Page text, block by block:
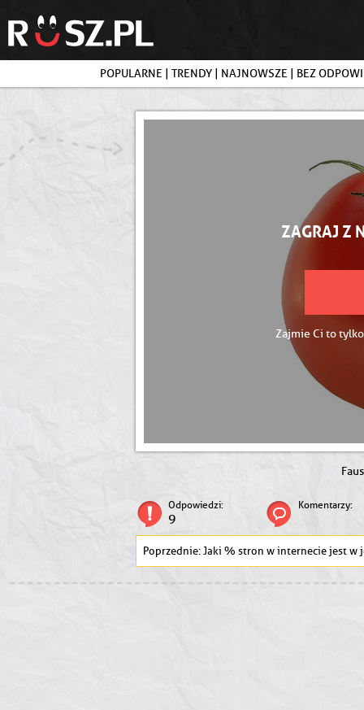
POPULARNE | TRENDY | NAJNOWSZE | BEZ
ZAGRAJ Z
Zajmie Ci to
Odpowiedzi:
9
Komentarzy:
Jaki % stron w internecie jest w języku